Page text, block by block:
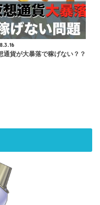
通貨が大暴落で稼げない？？